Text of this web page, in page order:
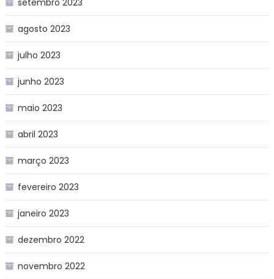
agosto 2023
julho 2023
junho 2023
maio 2023
abril 2023
março 2023
fevereiro 2023
janeiro 2023
dezembro 2022
novembro 2022